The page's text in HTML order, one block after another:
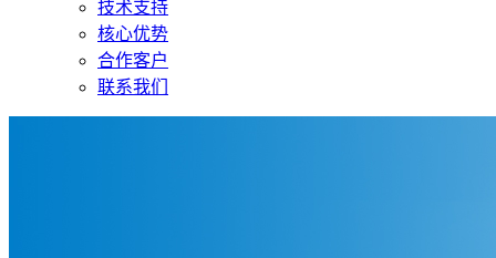
技术支持
核心优势
合作客户
联系我们